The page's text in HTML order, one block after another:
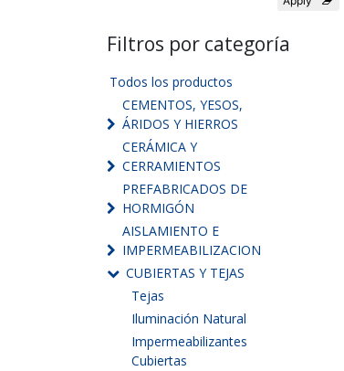
Filtros por categoría
Todos los productos
CEMENTOS, YESOS,
ÁRIDOS Y HIERROS
CERÁMICA Y
CERRAMIENTOS
PREFABRICADOS DE
HORMIGÓN
AISLAMIENTO E
IMPERMEABILIZACION
CUBIERTAS Y TEJAS
Tejas
Iluminación Natural
Impermeabilizantes
Cubiertas